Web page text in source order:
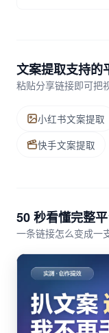
文案提取支持的
粘贴分享链接即可把
小红书文案提取
快手文案提取
50 秒看懂完整
一条链接怎么变成一